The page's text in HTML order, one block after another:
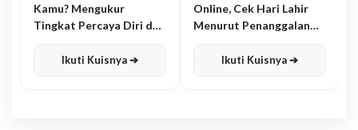
Kamu? Mengukur
Tingkat Percaya Diri dan
Ikuti Kuisnya ➔
Online, Cek Hari Lahir
Menurut Penanggalan
Ikuti Kuisnya ➔